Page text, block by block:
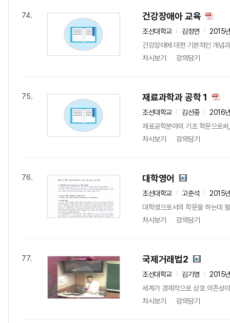
74. 건강장애아 교육
조선대학교 김정연
2015
건강장애에 대한 기본적인 개념
차시보기
강의담기
75. 재료과학과 공학 1
조선대학교 김선중
2016
재료공학분야의 기초 학문으로
차시보기
강의담기
76. 대학영어
조선대학교 고준석
2015
대학생으로서의 학문을 하는데
차시보기
강의담기
77. 국제거래법2
조선대학교 김기영
2015
세계가 경제적으로 상호 의존성
차시보기
강의담기